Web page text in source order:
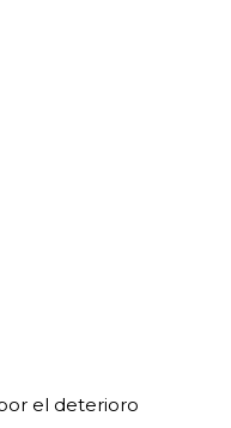
el deterioro